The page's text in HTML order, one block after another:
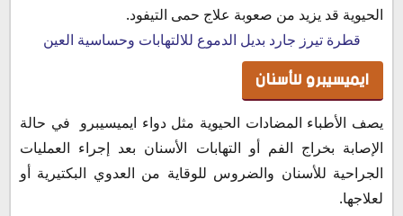
الحيوية قد يزيد من صعوبة علاج حمى التيفود.
قطرة تيرز جارد بديل الدموع للالتهابات وحساسية العين
ايميسيبرو للأسنان
يصف الأطباء المضادات الحيوية مثل دواء ايميسيبرو في حالة
الإصابة بخراج الفم أو التهابات الأسنان بعد إجراء العمليات
الجراحية للأسنان والضروس للوقاية من العدوي البكتيرية أو
لعلاجها.